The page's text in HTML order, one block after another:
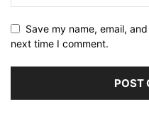
Save my name, email,
next time I comment.